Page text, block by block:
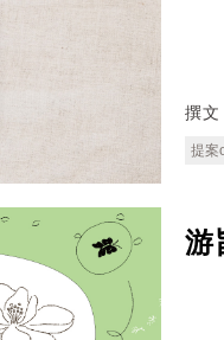
撰文
提案
游